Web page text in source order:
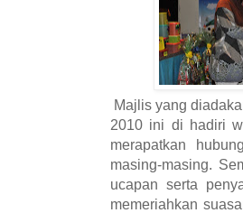
Majlis yang
2010 ini di hadiri
merapatkan
masing-masing.
ucapan serta
memeriahkan